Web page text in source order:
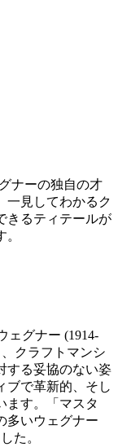
ナーの独自の才
一見してわかるク
きるティテールが
ェグナー (1914-
クラフトマンシ
する妥協のない姿
ブで革新的、そし
ます。「マスタ
多いウェグナー
た。